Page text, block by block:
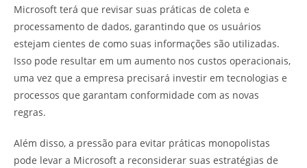
Microsoft terá que revisar suas práticas de coleta e
processamento de dados, garantindo que os usuários
estejam cientes de como suas informações são utilizadas.
Isso pode resultar em um aumento nos custos operacionais,
uma vez que a empresa precisará investir em tecnologias e
processos que garantam conformidade com as novas
regras.
Além disso, a pressão para evitar práticas monopolistas
pode levar a Microsoft a reconsiderar suas estratégias de